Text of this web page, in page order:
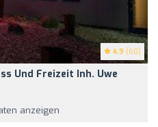
4.9 (60)
Und Freizeit Inh. Uwe
anzeigen